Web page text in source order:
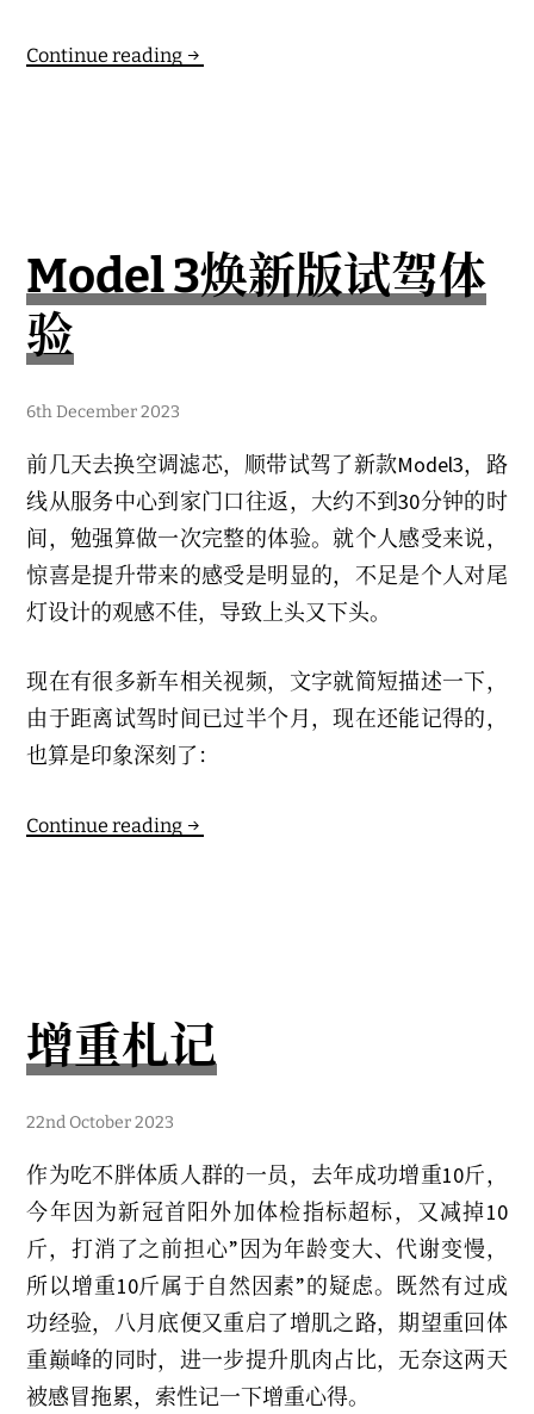
Continue reading
Model 3焕新版试驾体
验
6
h
D
e
c
e
m
b
e
r
2
3
6th December 2023
前几天去换空调滤芯，顺带试驾了新款Model3，路
线从服务中心到家门口往返，大约不到30分钟的时
间，勉强算做一次完整的体验。就个人感受来说，
惊喜是提升带来的感受是明显的，不足是个人对尾
灯设计的观感不佳，导致上头又下头。
现在有很多新车相关视频，文字就简短描述一下，
由于距离试驾时间已过半个月，现在还能记得的，
也算是印象深刻了：
Continue readingModel
驾
体
增重札记
2
t
h
M
a
r
c
h
2
0
2
4
22nd October 2023
作为吃不胖体质人群的一员，去年成功增重10斤，
今年因为新冠首阳外加体检指标超标，又减掉10
斤，打消了之前担心”因为年龄变大、代谢变慢，
所以增重10斤属于自然因素”的疑虑。既然有过成
功经验，八月底便又重启了增肌之路，期望重回体
重巅峰的同时，进一步提升肌肉占比，无奈这两天
被感冒拖累，索性记一下增重心得。